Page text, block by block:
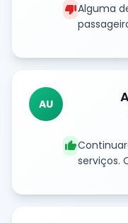
thumb_downAlguma
AU
thumb_up
serviços.